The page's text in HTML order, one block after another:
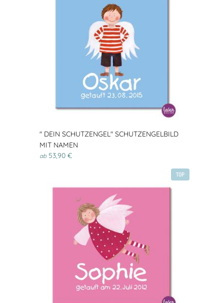
" DEIN SCHUTZENGEL" SCHUTZENGELBILD
MIT NAMEN
ab53,90 €
TOP